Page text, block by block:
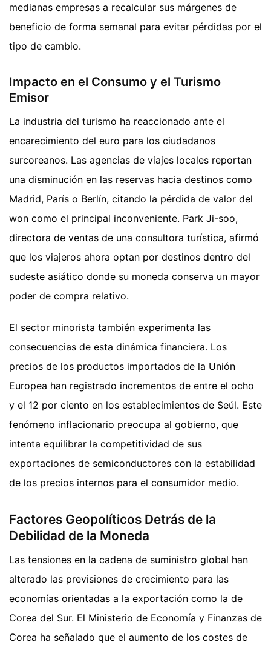
medianas empresas a recalcular sus márgenes de
beneficio de forma semanal para evitar pérdidas por el
tipo de cambio.
Impacto en el Consumo y el Turismo
Emisor
La industria del turismo ha reaccionado ante el
encarecimiento del euro para los ciudadanos
surcoreanos. Las agencias de viajes locales reportan
una disminución en las reservas hacia destinos como
Madrid, París o Berlín, citando la pérdida de valor del
won como el principal inconveniente. Park Ji-soo,
directora de ventas de una consultora turística, afirmó
que los viajeros ahora optan por destinos dentro del
sudeste asiático donde su moneda conserva un mayor
poder de compra relativo.
El sector minorista también experimenta las
consecuencias de esta dinámica financiera. Los
precios de los productos importados de la Unión
Europea han registrado incrementos de entre el ocho
y el 12 por ciento en los establecimientos de Seúl. Este
fenómeno inflacionario preocupa al gobierno, que
intenta equilibrar la competitividad de sus
exportaciones de semiconductores con la estabilidad
de los precios internos para el consumidor medio.
Factores Geopolíticos Detrás de la
Debilidad de la Moneda
Las tensiones en la cadena de suministro global han
alterado las previsiones de crecimiento para las
economías orientadas a la exportación como la de
Corea del Sur. El Ministerio de Economía y Finanzas de
Corea ha señalado que el aumento de los costes de